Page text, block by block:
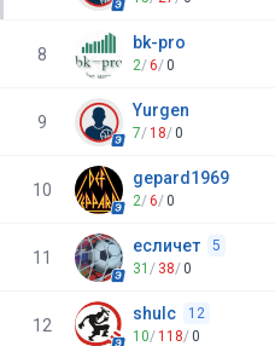
8
bk-pro
2/6/0
9
Yurgen
7/ 18/0
10
gepard1969
2/6/0
11
есличет 5
31 / 38/0
12
shulc 12
10/ 118/0